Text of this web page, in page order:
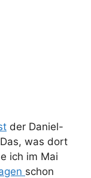
der Daniel-
was dort
ich im Mai
schon